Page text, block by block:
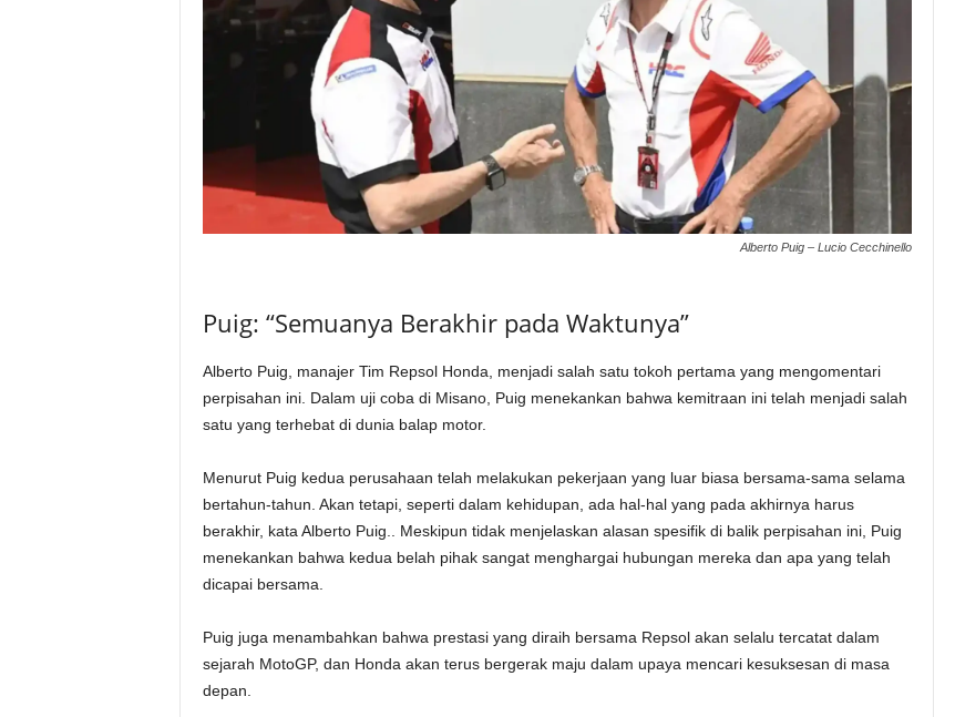
Alberto Puig – Lucio Cecchinello
Puig: “Semuanya Berakhir pada Waktunya”
Alberto Puig, manajer Tim Repsol Honda, menjadi salah satu tokoh pertama yang mengomentari
perpisahan ini. Dalam uji coba di Misano, Puig menekankan bahwa kemitraan ini telah menjadi salah
satu yang terhebat di dunia balap motor.
Menurut Puig kedua perusahaan telah melakukan pekerjaan yang luar biasa bersama-sama selama
bertahun-tahun. Akan tetapi, seperti dalam kehidupan, ada hal-hal yang pada akhirnya harus
berakhir, kata Alberto Puig.. Meskipun tidak menjelaskan alasan spesifik di balik perpisahan ini, Puig
menekankan bahwa kedua belah pihak sangat menghargai hubungan mereka dan apa yang telah
dicapai bersama.
Puig juga menambahkan bahwa prestasi yang diraih bersama Repsol akan selalu tercatat dalam
sejarah MotoGP, dan Honda akan terus bergerak maju dalam upaya mencari kesuksesan di masa
depan.